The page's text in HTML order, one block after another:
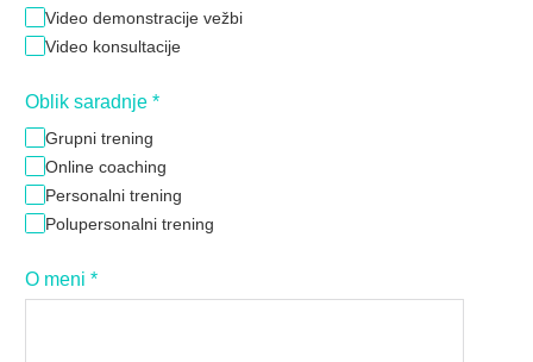
Video demonstracije vežbi
Video konsultacije
Oblik saradnje *
Grupni trening
Online coaching
Personalni trening
Polupersonalni trening
O meni *